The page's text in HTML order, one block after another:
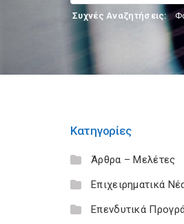
Συχνές Αναζητήσεις:
Κατηγορίες
Άρθρα – Μελέτες
Επιχειρηματικά
Επενδυτικά